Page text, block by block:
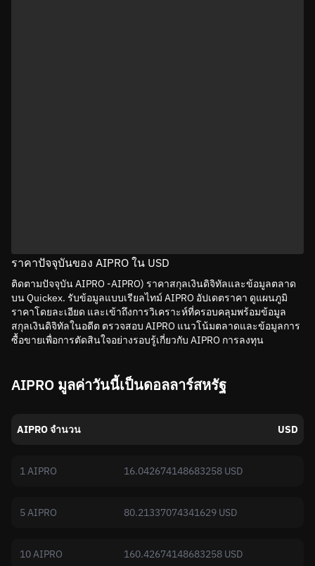
ราคาปัจจุบันของ AIPRO ใน USD
ติดตามปัจจุบัน AIPRO -AIPRO) ราคาสกุลเงินดิจิทัลและข้อมูลตลาด
บน Quickex. รับข้อมูลแบบเรียลไทม์ AIPRO อัปเดตราคา ดูแผนภูมิ
ราคาโดยละเอียด และเข้าถึงการวิเคราะห์ที่ครอบคลุมพร้อมข้อมูล
สกุลเงินดิจิทัลในอดีต ตรวจสอบ AIPRO แนวโน้มตลาดและข้อมูลการ
ซื้อขายเพื่อการตัดสินใจอย่างรอบรู้เกี่ยวกับ AIPRO การลงทุน
AIPRO มูลค่าวันนี้เป็นดอลลาร์สหรัฐ
AIPRO จำนวน USD
1 AIPRO 16.042674148683258 USD
5 AIPRO 80.21337074341629 USD
10 AIPRO 160.42674148683258 USD